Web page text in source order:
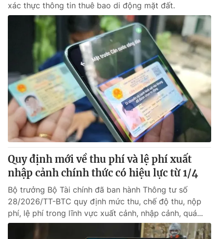
xác thực thông tin thuê bao di động mặt đất.
Quy định mới về thu phí và lệ phí xuất
nhập cảnh chính thức có hiệu lực từ 1/4
Bộ trưởng Bộ Tài chính đã ban hành Thông tư số
28/2026/TT-BTC quy định mức thu, chế độ thu, nộp
phí, lệ phí trong lĩnh vực xuất cảnh, nhập cảnh, quá...